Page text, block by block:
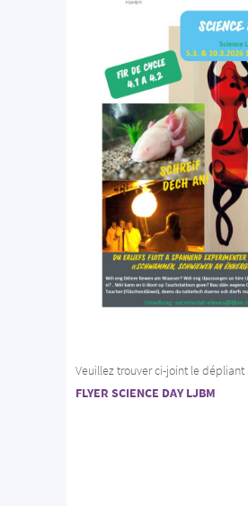
Veuillez trouver ci-joint le dépliant
FLYER SCIENCE DAY LJBM